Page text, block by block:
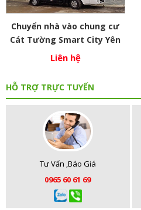
Chuyển nhà vào chung cư
Cát Tường Smart City Yên
Phong Bắc Ninh
Liên hệ
HỖ TRỢ TRỰC TUYẾN
Tư Vấn ,Báo Giá
0965 60 61 69